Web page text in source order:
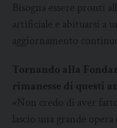
Bisogna essere pronti
artificiale e abituarsi a
aggiornamento
Tornando alla
rimanesse di questi
«Non credo di aver
lascio una grande